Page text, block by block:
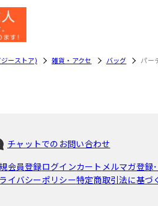
ーストア) 雑貨・アクセ バッグ パー
チャットでのお問い合わせ
会員登録ログインカート メルマガ登録
イバシーポリシー特定商取引法に基づ